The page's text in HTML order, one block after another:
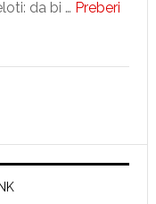
da bi … Preberi